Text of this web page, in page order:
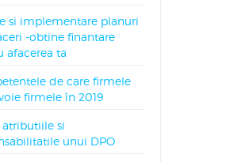
si implementare planuri
-obtine finantare
afacerea ta
de care firmele
firmele în 2019
atributiile si
unui DPO